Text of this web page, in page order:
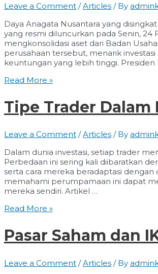
dalam
Sebulan,
Ada
Apa?”
Leave a Comment /Articles / By
Daya Anagata Nusantara yang
yang resmi diluncurkan pada Senin,
mengkonsolidasi aset dari Badan
perusahaan tersebut, menarik
keuntungan yang lebih tinggi.
Danantara
Akankah
Pasar
Modal
Read More »
Tipe Trader Dalam
Leave a Comment /Articles / By
Dalam dunia investasi, setiap trader
Perbedaan ini sering kali diibaratkan
serta cara mereka beradaptasi dengan
memahami perumpamaan ini dapat
mereka sendiri. Artikel …
Tipe
Dalam
Dunia
Read More »
Pasar Saham dan
Leave a Comment /Articles / By